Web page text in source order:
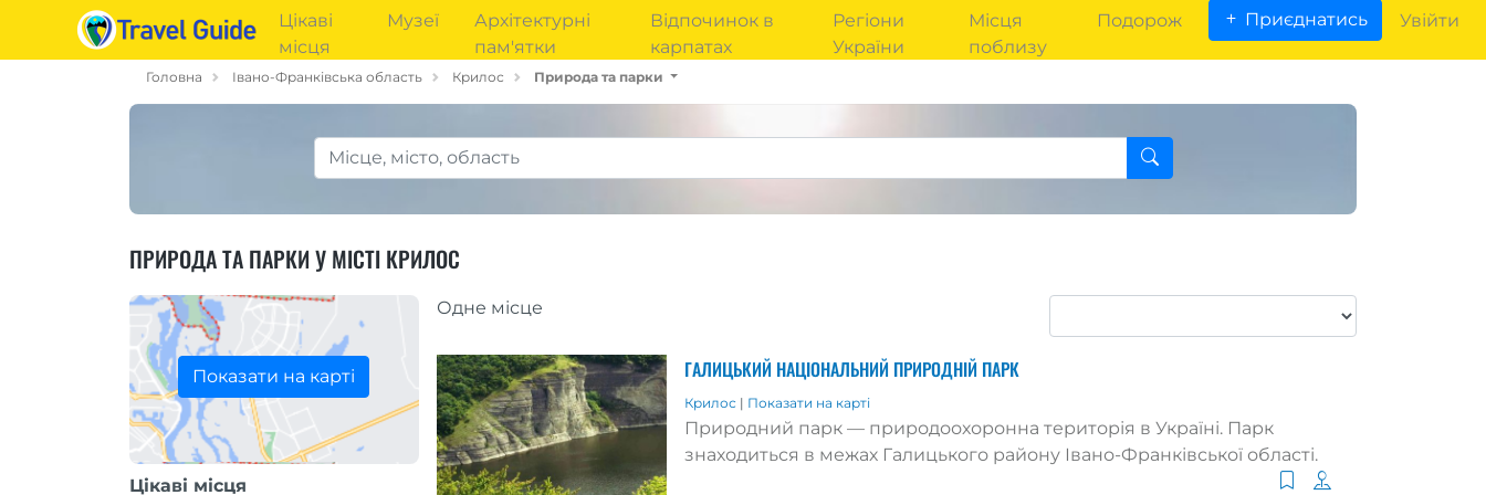
Цікаві
місця
Музеї
Архітектурні
пам'ятки
Відпочинок в
карпатах
Регіони
України
Місця
поблизу
Подорож Приєднатись Увійти
Головна Івано-Франківська область Крилос Природа та парки
ПРИРОДА ТА ПАРКИ У МІСТІ КРИЛОС
Показати на карті
Цікаві місця
Одне місце
ГАЛИЦЬКИЙ НАЦІОНАЛЬНИЙ ПРИРОДНІЙ ПАРК
Крилос | Показати на карті
Природний парк — природоохоронна територія в Україні. Парк
знаходиться в межах Галицького району Івано-Франківської області.